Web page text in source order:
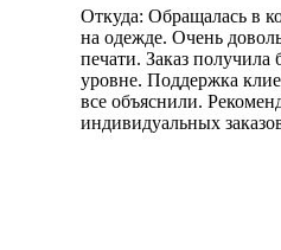
Откуда: Обращалась в
на одежде. Очень
печати. Заказ получила
уровне. Поддержка
все объяснили.
индивидуальных